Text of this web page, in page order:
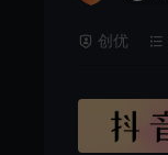
创优